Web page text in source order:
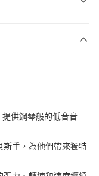
銀行
商業銀行
商業銀行
銀行
銀行
商業銀行
21家銀行
銀行
供鋼琴般的低音音
斯手，為他們帶來獨特